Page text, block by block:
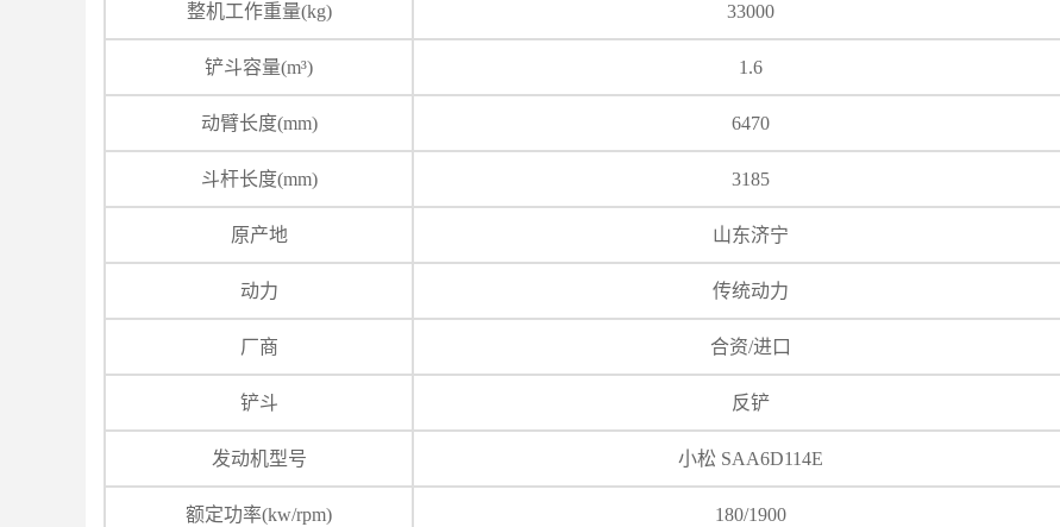
整机工作重量(kg) 33000
铲斗容量(m³) 1.6
动臂长度(mm) 6470
斗杆长度(mm) 3185
原产地 山东济宁
动力 传统动力
厂商 合资/进口
铲斗 反铲
发动机型号 小松 SAA6D114E
额定功率(kw/rpm) 180/1900